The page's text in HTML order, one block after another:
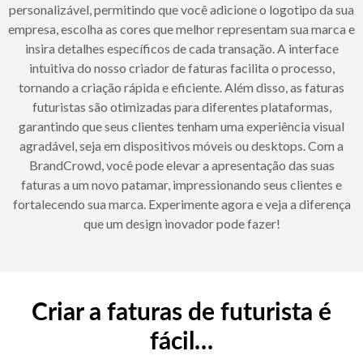
personalizável, permitindo que você adicione o logotipo da sua
empresa, escolha as cores que melhor representam sua marca e
insira detalhes específicos de cada transação. A interface
intuitiva do nosso criador de faturas facilita o processo,
tornando a criação rápida e eficiente. Além disso, as faturas
futuristas são otimizadas para diferentes plataformas,
garantindo que seus clientes tenham uma experiência visual
agradável, seja em dispositivos móveis ou desktops. Com a
BrandCrowd, você pode elevar a apresentação das suas
faturas a um novo patamar, impressionando seus clientes e
fortalecendo sua marca. Experimente agora e veja a diferença
que um design inovador pode fazer!
Criar a faturas de futurista é
fácil…